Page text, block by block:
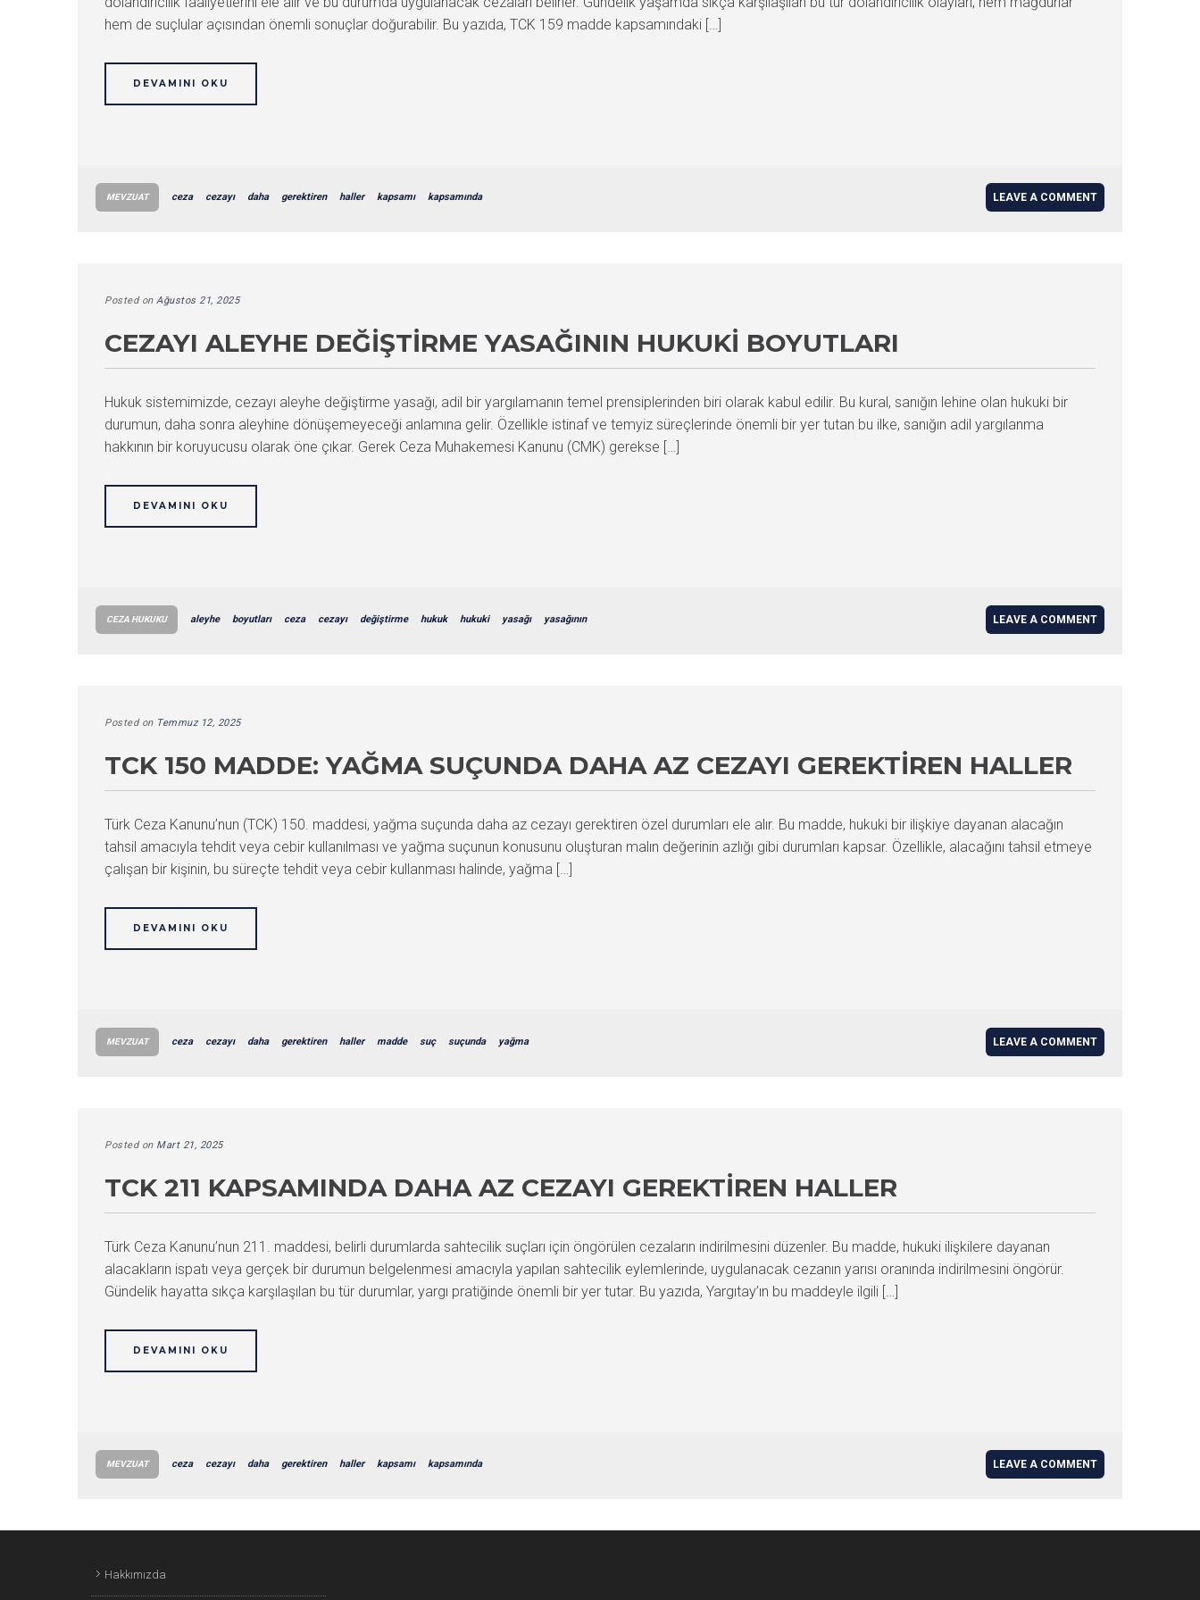
hem de suçlular açısından önemli sonuçlar doğurabilir. Bu yazıda, TCK 159 madde kapsamındaki […]
DEVAMINI OKU
MEVZUAT ceza cezayı daha gerektiren haller kapsamı kapsamında LEAVE A COMMENT
Posted on Ağustos 21, 2025
CEZAYI ALEYHE DEĞIŞTIRME YASAĞININ HUKUKI BOYUTLARI
Hukuk sistemimizde, cezayı aleyhe değiştirme yasağı, adil bir yargılamanın temel prensiplerinden biri olarak kabul edilir. Bu kural, sanığın lehine olan hukuki bir
durumun, daha sonra aleyhine dönüşemeyeceği anlamına gelir. Özellikle istinaf ve temyiz süreçlerinde önemli bir yer tutan bu ilke, sanığın adil yargılanma
hakkının bir koruyucusu olarak öne çıkar. Gerek Ceza Muhakemesi Kanunu (CMK) gerekse […]
DEVAMINI OKU
CEZA HUKUKU aleyhe boyutları ceza cezayı değiştirme hukuk hukuki yasağı yasağının LEAVE A COMMENT
Posted on Temmuz 12, 2025
TCK 150 MADDE: YAĞMA SUÇUNDA DAHA AZ CEZAYI GEREKTIREN HALLER
Türk Ceza Kanunu’nun (TCK) 150. maddesi, yağma suçunda daha az cezayı gerektiren özel durumları ele alır. Bu madde, hukuki bir ilişkiye dayanan alacağın
tahsil amacıyla tehdit veya cebir kullanılması ve yağma suçunun konusunu oluşturan malın değerinin azlığı gibi durumları kapsar. Özellikle, alacağını tahsil etmeye
çalışan bir kişinin, bu süreçte tehdit veya cebir kullanması halinde, yağma […]
DEVAMINI OKU
MEVZUAT ceza cezayı daha gerektiren haller madde suç suçunda yağma LEAVE A COMMENT
Posted on Mart 21, 2025
TCK 211 KAPSAMINDA DAHA AZ CEZAYI GEREKTIREN HALLER
Türk Ceza Kanunu’nun 211. maddesi, belirli durumlarda sahtecilik suçları için öngörülen cezaların indirilmesini düzenler. Bu madde, hukuki ilişkilere dayanan
alacakların ispatı veya gerçek bir durumun belgelenmesi amacıyla yapılan sahtecilik eylemlerinde, uygulanacak cezanın yarısı oranında indirilmesini öngörür.
Gündelik hayatta sıkça karşılaşılan bu tür durumlar, yargı pratiğinde önemli bir yer tutar. Bu yazıda, Yargıtay’ın bu maddeyle ilgili […]
DEVAMINI OKU
MEVZUAT ceza cezayı daha gerektiren haller kapsamı kapsamında LEAVE A COMMENT
Hakkımızda